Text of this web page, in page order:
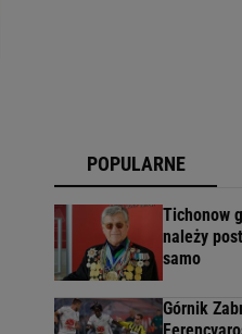
POPULARNE
Tichonow
należy
samo
Górnik